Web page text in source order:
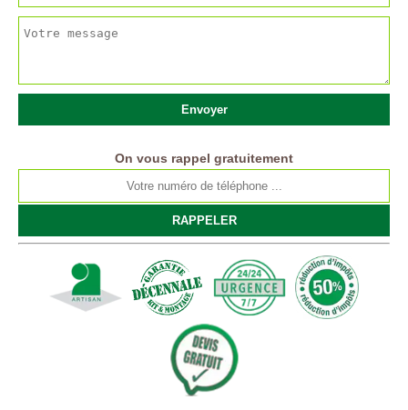
On vous rappel gratuitement